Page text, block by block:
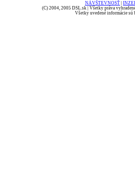
NÁVŠTEVNOSŤ
(C) 2004, 2005 DSL.sk | Všetky práva
Všetky uvedené informácie sú